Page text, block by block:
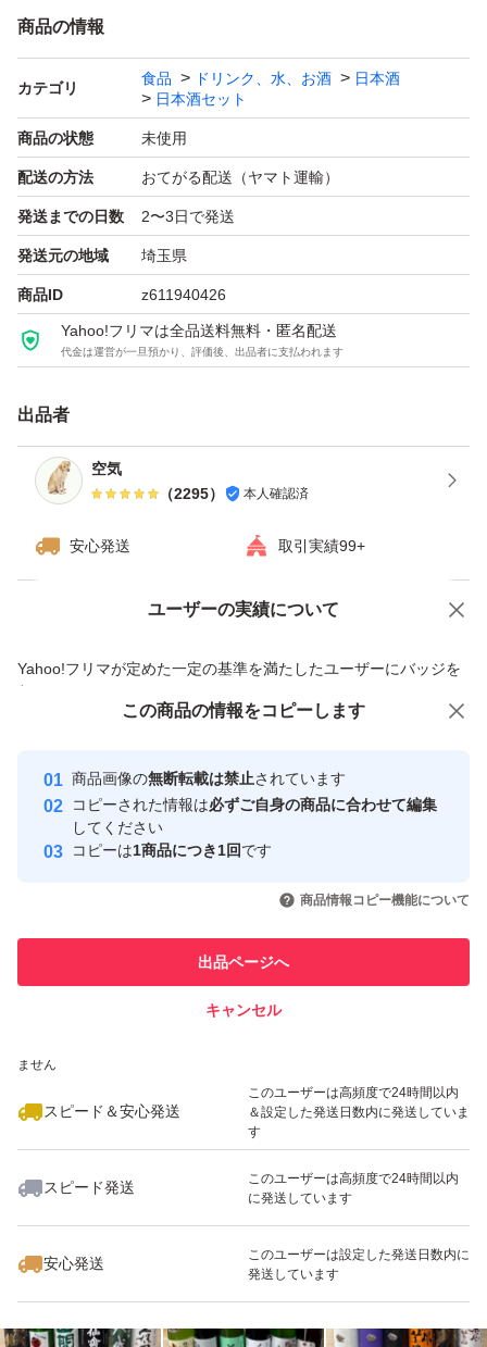
ておりません。ご了承ください。
・購入意思のない価格相談はお辞めください。
・20歳未満の方には販売しません。
・段ボールでの発送中に割れてしまう事があったため、お
酒用のP箱で発送しております！
・段ボールご希望の際は購入後にメッセージでご連絡くだ
さい。
・配達日時のご希望がある方も購入後のメッセージでご連
絡ください。
ますが、ご了承下さい。
・ダンボールは破損しやすい為プラスチック箱を推奨しま
す。※四合瓶はサイズの都合上ダンボールでの発送がメイ
ンとなります。
------------検索用------------
新政、飛露喜、田酒、東洋美人、写楽、No6、鳳凰美田、
久保田、作、澤屋まつもと、大吟醸、純米大吟醸、日本
冩楽、飛露喜、十四代、磯自慢
くどき上手、澤屋まつもと、花陽浴、勝駒、九平次、久保
田、山田錦、白鶴錦、居酒屋
商品の情報
カテゴリ
食品 ドリンク、水、お酒
日本酒
日本酒セット
商品の状態 未使用
配送の方法 おてがる配送（ヤマト運輸）
発送までの日数 2〜3日で発送
発送元の地域 埼玉県
商品ID z611940426
Yahoo!フリマは全品送料無料・匿名配送
代金は運営が一旦預かり、評価後、出品者に支払われます
出品者
空気
（2295） 本人確認済
安心発送 取引実績99+
ユーザーの実績について
Yahoo!フリマが定めた一定の基準を満たしたユーザーにバッジを
付与しています
安心取引出品者
心・安全なユーザーです
取引実績
引を完了させた実績があります
での取引実績があります
ません
スピード＆安心発送
このユーザーは高頻度で24時間以内
＆設定した発送日数内に発送していま
す
スピード発送
このユーザーは高頻度で24時間以内
に発送しています
安心発送
このユーザーは設定した発送日数内に
発送しています
価格の相談 商品への質問
この商品の情報をコピーします
商品画像の無断転載は禁止されています
コピーされた情報は必ずご自身の商品に合わせて編集
してください
コピーは1商品につき1回です
商品情報コピー機能について
出品ページへ
キャンセル
この商品をみている人にオススメ
いいね！
15,200